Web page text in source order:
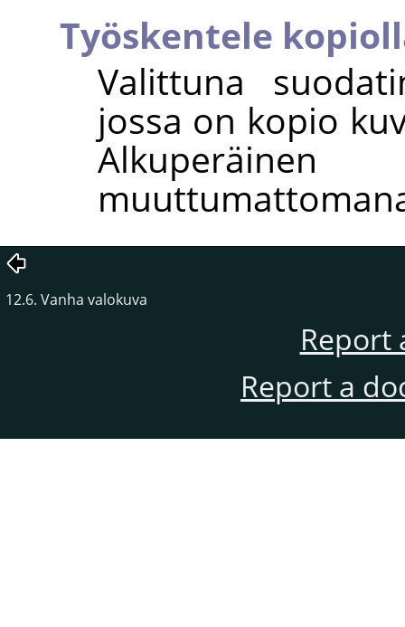
Työskentele
Valittuna
jossa on kopio
12.6. Vanha valokuva
Report
Report a